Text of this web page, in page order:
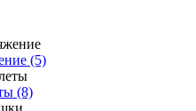
(5)
(8)